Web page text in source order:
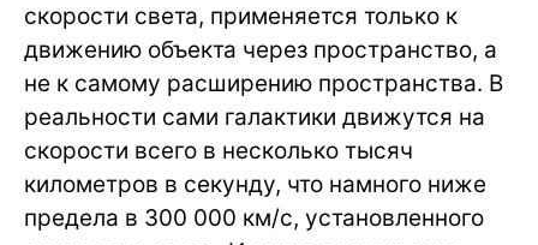
скорости света, применяется только к
движению объекта через пространство, а
не к самому расширению пространства. В
реальности сами галактики движутся на
скорости всего в несколько тысяч
километров в секунду, что намного ниже
предела в 300 000 км/с, установленного